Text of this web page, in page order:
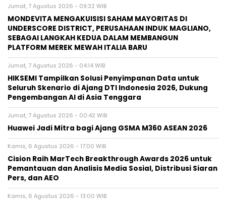
Jumat, 7 Agustus 2026 - 09:32 WIB
MONDEVITA MENGAKUISISI SAHAM MAYORITAS DI
UNDERSCORE DISTRICT, PERUSAHAAN INDUK MAGLIANO,
SEBAGAI LANGKAH KEDUA DALAM MEMBANGUN
PLATFORM MEREK MEWAH ITALIA BARU
Jumat, 7 Agustus 2026 - 04:14 WIB
HIKSEMI Tampilkan Solusi Penyimpanan Data untuk
Seluruh Skenario di Ajang DTI Indonesia 2026, Dukung
Pengembangan AI di Asia Tenggara
Jumat, 7 Agustus 2026 - 00:42 WIB
Huawei Jadi Mitra bagi Ajang GSMA M360 ASEAN 2026
Kamis, 6 Agustus 2026 - 17:00 WIB
Cision Raih MarTech Breakthrough Awards 2026 untuk
Pemantauan dan Analisis Media Sosial, Distribusi Siaran
Pers, dan AEO
Kamis, 6 Agustus 2026 - 13:00 WIB